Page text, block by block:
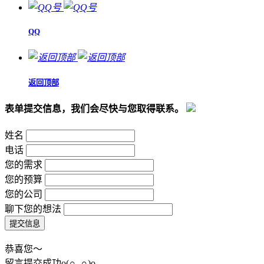
QQ
返回顶部
表单提交信息，我们会尽快与您取得联系。
姓名
电话
您的需求
您的预算
您的公司
聊下您的想法
恭喜您～